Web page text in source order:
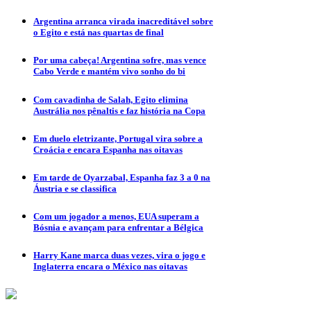
Argentina arranca virada inacreditável sobre
o Egito e está nas quartas de final
Por uma cabeça! Argentina sofre, mas vence
Cabo Verde e mantém vivo sonho do bi
Com cavadinha de Salah, Egito elimina
Austrália nos pênaltis e faz história na Copa
Em duelo eletrizante, Portugal vira sobre a
Croácia e encara Espanha nas oitavas
Em tarde de Oyarzabal, Espanha faz 3 a 0 na
Áustria e se classifica
Com um jogador a menos, EUA superam a
Bósnia e avançam para enfrentar a Bélgica
Harry Kane marca duas vezes, vira o jogo e
Inglaterra encara o México nas oitavas